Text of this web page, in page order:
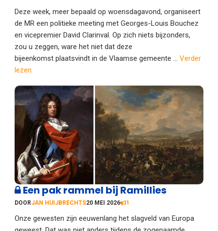
Deze week, meer bepaald op woensdagavond, organiseert
de MR een politieke meeting met Georges-Louis Bouchez
en vicepremier David Clarinval. Op zich niets bijzonders,
zou u zeggen, ware het niet dat deze
bijeenkomst plaatsvindt in de Vlaamse gemeente ... Verder
lezen
Een pak rammel bij Ramillies
DOORJAN HUIJBRECHTS20 MEI 2026 1
Onze gewesten zijn eeuwenlang het slagveld van Europa